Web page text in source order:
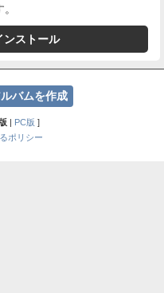
ンストール
バムを作成
| PC版 ]
ポリシー